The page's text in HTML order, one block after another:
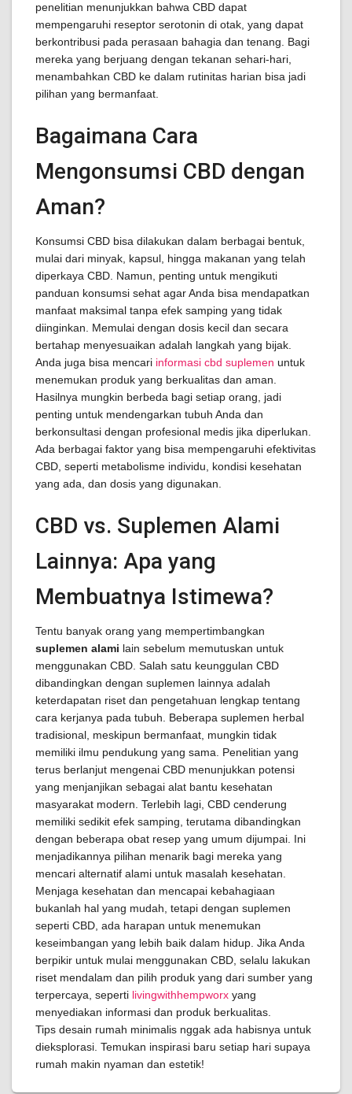
penelitian menunjukkan bahwa CBD dapat
mempengaruhi reseptor serotonin di otak, yang dapat
berkontribusi pada perasaan bahagia dan tenang. Bagi
mereka yang berjuang dengan tekanan sehari-hari,
menambahkan CBD ke dalam rutinitas harian bisa jadi
pilihan yang bermanfaat.
Bagaimana Cara
Mengonsumsi CBD dengan
Aman?
Konsumsi CBD bisa dilakukan dalam berbagai bentuk,
mulai dari minyak, kapsul, hingga makanan yang telah
diperkaya CBD. Namun, penting untuk mengikuti
panduan konsumsi sehat agar Anda bisa mendapatkan
manfaat maksimal tanpa efek samping yang tidak
diinginkan. Memulai dengan dosis kecil dan secara
bertahap menyesuaikan adalah langkah yang bijak.
Anda juga bisa mencari informasi cbd suplemen untuk
menemukan produk yang berkualitas dan aman.
Hasilnya mungkin berbeda bagi setiap orang, jadi
penting untuk mendengarkan tubuh Anda dan
berkonsultasi dengan profesional medis jika diperlukan.
Ada berbagai faktor yang bisa mempengaruhi efektivitas
CBD, seperti metabolisme individu, kondisi kesehatan
yang ada, dan dosis yang digunakan.
CBD vs. Suplemen Alami
Lainnya: Apa yang
Membuatnya Istimewa?
Tentu banyak orang yang mempertimbangkan
suplemen alami lain sebelum memutuskan untuk
menggunakan CBD. Salah satu keunggulan CBD
dibandingkan dengan suplemen lainnya adalah
keterdapatan riset dan pengetahuan lengkap tentang
cara kerjanya pada tubuh. Beberapa suplemen herbal
tradisional, meskipun bermanfaat, mungkin tidak
memiliki ilmu pendukung yang sama. Penelitian yang
terus berlanjut mengenai CBD menunjukkan potensi
yang menjanjikan sebagai alat bantu kesehatan
masyarakat modern. Terlebih lagi, CBD cenderung
memiliki sedikit efek samping, terutama dibandingkan
dengan beberapa obat resep yang umum dijumpai. Ini
menjadikannya pilihan menarik bagi mereka yang
mencari alternatif alami untuk masalah kesehatan.
Menjaga kesehatan dan mencapai kebahagiaan
bukanlah hal yang mudah, tetapi dengan suplemen
seperti CBD, ada harapan untuk menemukan
keseimbangan yang lebih baik dalam hidup. Jika Anda
berpikir untuk mulai menggunakan CBD, selalu lakukan
riset mendalam dan pilih produk yang dari sumber yang
terpercaya, seperti livingwithhempworx yang
menyediakan informasi dan produk berkualitas.
Tips desain rumah minimalis nggak ada habisnya untuk
dieksplorasi. Temukan inspirasi baru setiap hari supaya
rumah makin nyaman dan estetik!